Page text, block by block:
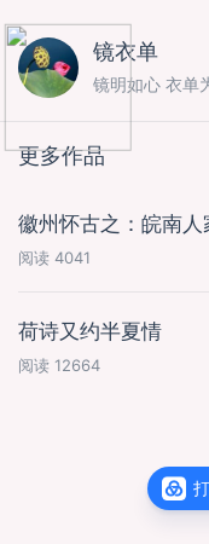
镜衣单
镜明如心 衣单
更多作品
徽州怀古之：皖南人
阅读 4041
荷诗又约半夏情
阅读 12664